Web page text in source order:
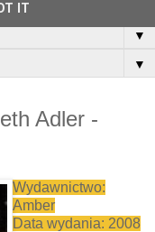
▼
▼
Adler -
Wydawnictwo:
Amber
Data wydania: 2008
IT